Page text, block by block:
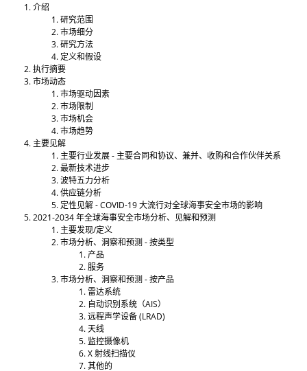
介绍
研究范围
市场细分
研究方法
定义和假设
执行摘要
市场动态
市场驱动因素
市场限制
市场机会
市场趋势
主要见解
主要行业发展 - 主要合同和协议、兼并、收购和合作伙伴关系
最新技术进步
波特五力分析
供应链分析
定性见解 - COVID-19 大流行对全球海事安全市场的影响
2021-2034 年全球海事安全市场分析、见解和预测
主要发现/定义
市场分析、洞察和预测 - 按类型
产品
服务
市场分析、洞察和预测 - 按产品
雷达系统
自动识别系统（AIS）
远程声学设备 (LRAD)
天线
监控摄像机
X 射线扫描仪
其他的